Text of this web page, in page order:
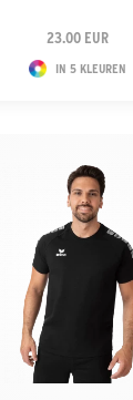
23.00 EUR
IN 5 KLEUREN